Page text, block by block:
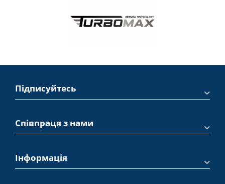
Підписуйтесь
Співпраця з нами
Інформація